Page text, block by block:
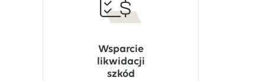
Wsparcie
likwidacji
szkód